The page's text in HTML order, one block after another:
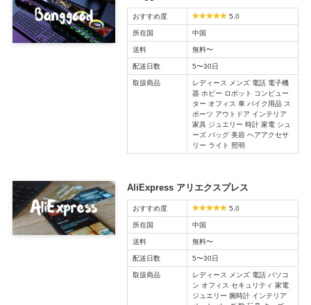
おすすめ度 5.0
所在国 中国
送料 無料〜
配送日数 5〜30日
取扱商品
レディース メンズ 電話 電子機
器 ホビー ロボット コンピュー
ター オフィス 車 バイク用品 ス
ポーツ アウトドア インテリア
家具 ジュエリー 時計 家電 シュ
ーズ バッグ 美容 ヘアアクセサ
リー ライト 照明
AliExpress アリエクスプレス
おすすめ度 5.0
所在国 中国
送料 無料〜
配送日数 5〜30日
取扱商品
レディース メンズ 電話 パソコ
ン オフィス セキュリティ 家電
ジュエリー 腕時計 インテリア